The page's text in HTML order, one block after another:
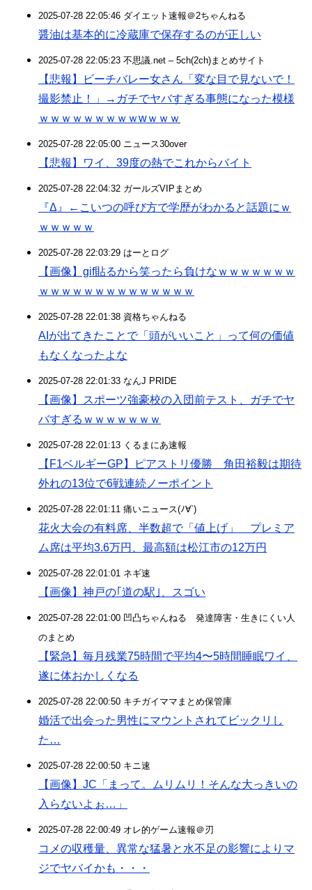
2025-07-28 22:05:46 ダイエット速報＠2ちゃんねる
醤油は基本的に冷蔵庫で保存するのが正しい
2025-07-28 22:05:23 不思議.net – 5ch(2ch)まとめサイト
【悲報】ビーチバレー女さん「変な目で見ないで！
撮影禁止！」→ガチでヤバすぎる事態になった模様
ｗｗｗｗｗｗｗｗｗwｗｗｗ
2025-07-28 22:05:00 ニュース30over
【悲報】ワイ、39度の熱でこれからバイト
2025-07-28 22:04:32 ガールズVIPまとめ
『Δ』←こいつの呼び方で学歴がわかると話題にｗ
ｗｗｗｗｗ
2025-07-28 22:03:29 はーとログ
【画像】gif貼るから笑ったら負けなｗｗｗｗｗｗｗ
ｗｗｗｗｗｗｗｗｗｗｗｗｗｗ
2025-07-28 22:01:38 資格ちゃんねる
AIが出てきたことで「頭がいいこと」って何の価値
もなくなったよな
2025-07-28 22:01:33 なんJ PRIDE
【画像】スポーツ強豪校の入団前テスト、ガチでヤ
バすぎるｗｗｗｗｗｗｗ
2025-07-28 22:01:13 くるまにあ速報
【F1ベルギーGP】ピアストリ優勝 角田裕毅は期待
外れの13位で6戦連続ノーポイント
2025-07-28 22:01:11 痛いニュース(ﾉ∀`)
花火大会の有料席、半数超で「値上げ」 プレミア
ム席は平均3.6万円、最高額は松江市の12万円
2025-07-28 22:01:01 ネギ速
【画像】神戸の｢道の駅｣、スゴい
2025-07-28 22:01:00 凹凸ちゃんねる 発達障害・生きにくい人
のまとめ
【緊急】毎月残業75時間で平均4〜5時間睡眠ワイ、
遂に体おかしくなる
2025-07-28 22:00:50 キチガイママまとめ保管庫
婚活で出会った男性にマウントされてビックリし
た…
2025-07-28 22:00:50 キニ速
【画像】JC「まって。ムリムリ！そんな大っきいの
入らないよぉ…」
2025-07-28 22:00:49 オレ的ゲーム速報＠刃
コメの収穫量、異常な猛暑と水不足の影響によりマ
ジでヤバイかも・・・